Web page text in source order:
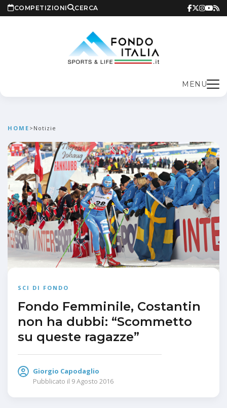
COMPETIZIONI CERCA
MENU
HOME > Notizie
SCI DI FONDO
Fondo Femminile, Costantin
non ha dubbi: “Scommetto
su queste ragazze”
Giorgio Capodaglio
Pubblicato il 9 Agosto 2016